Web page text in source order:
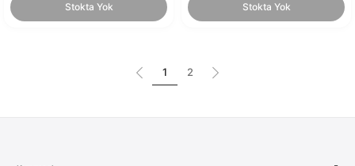
Stokta Yok Stokta Yok
1 2